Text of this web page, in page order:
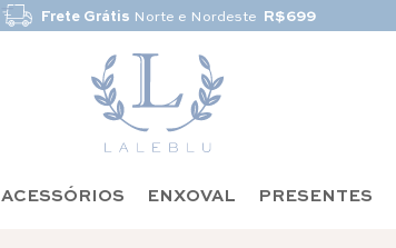
Frete Grátis São Paulo R$499
ACESSÓRIOS ENXOVAL PRESENTES